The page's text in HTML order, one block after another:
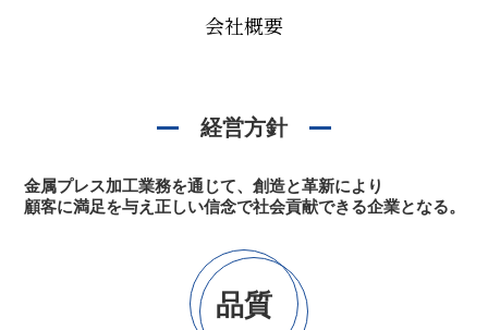
会社概要
経営方針
金属プレス加工業務を通じて、創造と革新により
顧客に満足を与え正しい信念で社会貢献できる企業となる。
品質